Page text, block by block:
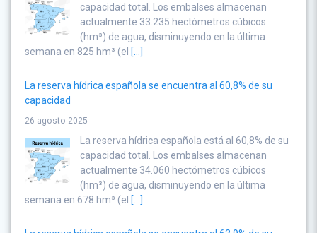
capacidad total. Los embalses almacenan
actualmente 33.235 hectómetros cúbicos
(hm³) de agua, disminuyendo en la última
semana en 825 hm³ (el [...]
La reserva hídrica española se encuentra al 60,8% de su
capacidad
26 agosto 2025
La reserva hídrica española está al 60,8% de su
capacidad total. Los embalses almacenan
actualmente 34.060 hectómetros cúbicos
(hm³) de agua, disminuyendo en la última
semana en 678 hm³ (el [...]